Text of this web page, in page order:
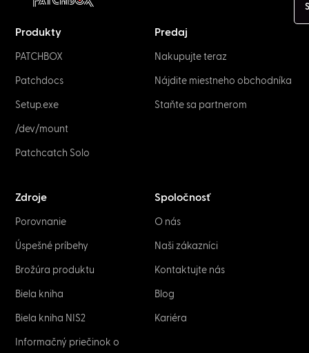
Produkty
PATCHBOX
Patchdocs
Setup.exe
/dev/mount
Patchcatch Solo
Predaj
Nakupujte teraz
Nájdite miestneho obchodníka
Staňte sa partnerom
Zdroje
Porovnanie
Úspešné príbehy
Brožúra produktu
Biela kniha
Biela kniha NIS2
Informačný priečinok o
Spoločnosť
O nás
Naši zákazníci
Kontaktujte nás
Blog
Kariéra